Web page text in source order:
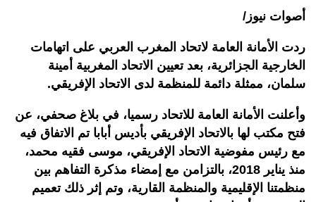
أصوات نيوز/
ردت الأمانة العامة لاتحاد المغرب العربي على اتهامات
الخارجية الجزائرية، بعد تعيين الاتحاد المغربية أمينة
سلمان، ممثلة دائمة للمنظمة لدى الاتحاد الإفريقي.
وأعلنت الأمانة العامة للاتحاد رسميا، في بلاغ صحفي، عن
فتح مكتب لها بالاتحاد الإفريقي بأديس أبابا تم الاتفاق فيه
مع رئيس مفوضية الاتحاد الإفريقي، موسى فقيه محمد،
منذ يناير 2018، بالتزامن مع إمضاء مذكرة التفاهم بين
منظمتنا الإقليمية والمنظمة القارية، وتم إثر ذلك تعميم